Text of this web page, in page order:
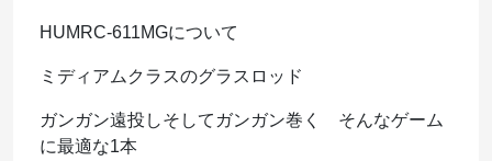
HUMRC-611MGについて
ミディアムクラスのグラスロッド
ガンガン遠投しそしてガンガン巻く そんなゲーム
に最適な1本